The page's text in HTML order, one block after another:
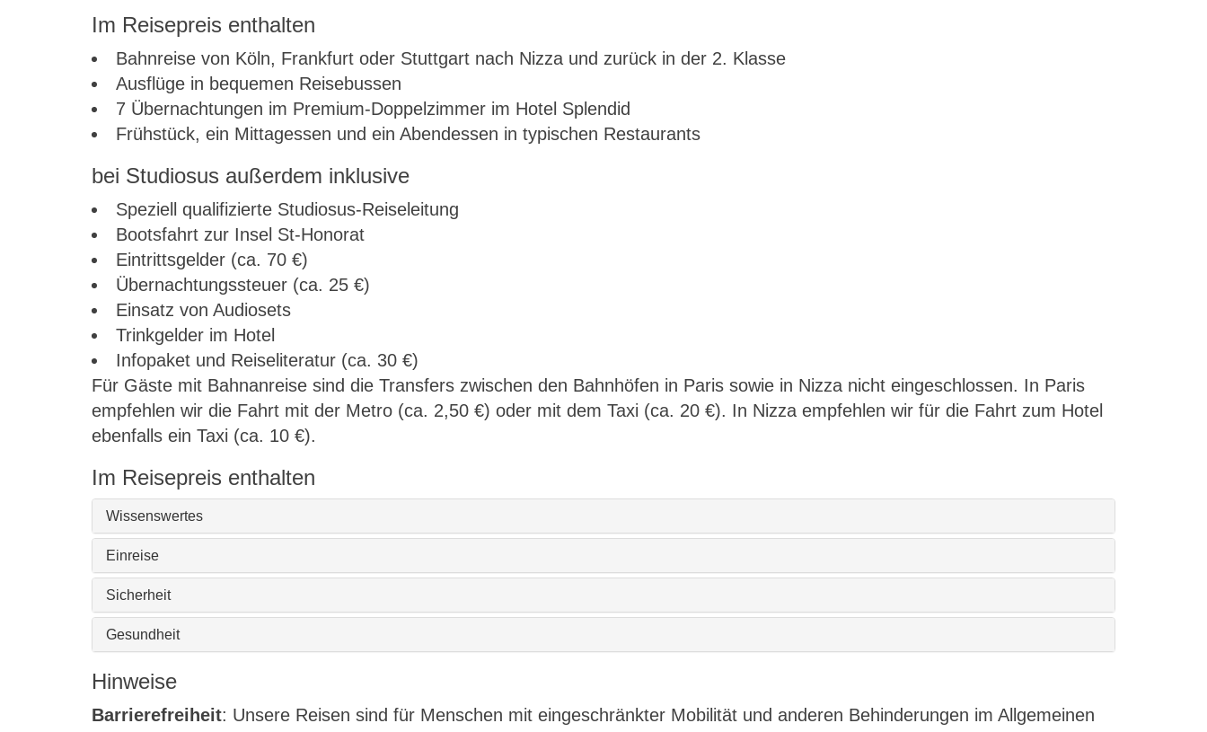
Im Reisepreis enthalten
Bahnreise von Köln, Frankfurt oder Stuttgart nach Nizza und zurück in der 2. Klasse
Ausflüge in bequemen Reisebussen
7 Übernachtungen im Premium-Doppelzimmer im Hotel Splendid
Frühstück, ein Mittagessen und ein Abendessen in typischen Restaurants
bei Studiosus außerdem inklusive
Speziell qualifizierte Studiosus-Reiseleitung
Bootsfahrt zur Insel St-Honorat
Eintrittsgelder (ca. 70 €)
Übernachtungssteuer (ca. 25 €)
Einsatz von Audiosets
Trinkgelder im Hotel
Infopaket und Reiseliteratur (ca. 30 €)
Für Gäste mit Bahnanreise sind die Transfers zwischen den Bahnhöfen in Paris sowie in Nizza nicht eingeschlossen. In Paris
empfehlen wir die Fahrt mit der Metro (ca. 2,50 €) oder mit dem Taxi (ca. 20 €). In Nizza empfehlen wir für die Fahrt zum Hotel
ebenfalls ein Taxi (ca. 10 €).
Im Reisepreis enthalten
Wissenswertes
Einreise
Sicherheit
Gesundheit
Hinweise
Barrierefreiheit: Unsere Reisen sind für Menschen mit eingeschränkter Mobilität und anderen Behinderungen im Allgemeinen